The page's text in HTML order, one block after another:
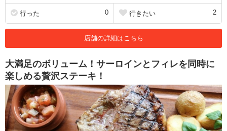
行った 0 行きたい 2
店舗の詳細はこちら
大満足のボリューム！サーロインとフィレを同時に
楽しめる贅沢ステーキ！